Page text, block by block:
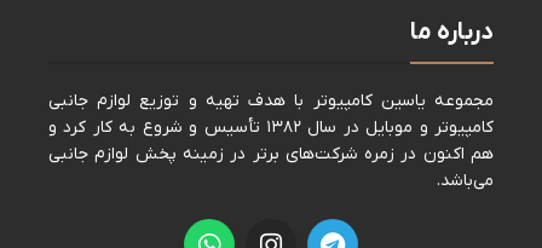
درباره ما
مجموعه ياسين كامپيوتر با هدف تهيه و توزيع لوازم جانبی
كامپيوتر و موبايل در سال ١٣٨٢ تأسيس و شروع به كار كرد و
هم اكنون در زمره شركت‌های برتر در زمينه پخش لوازم جانبی
می‌باشد.